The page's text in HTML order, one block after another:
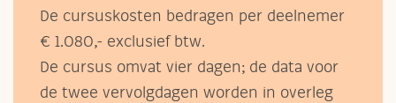
De cursuskosten bedragen per deelnemer
€ 1.080,- exclusief btw.
De cursus omvat vier dagen; de data voor
de twee vervolgdagen worden in overleg